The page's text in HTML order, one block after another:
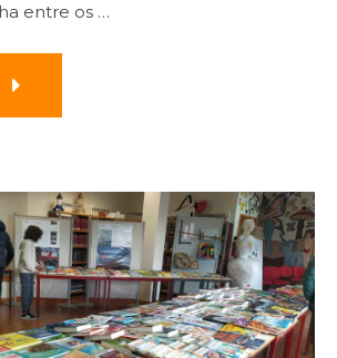
entre os …